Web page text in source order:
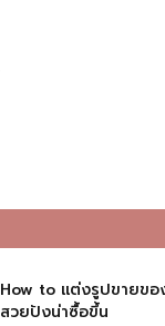
How to แต่งรูปขายข
สวยปังน่าซื้อขึ้น